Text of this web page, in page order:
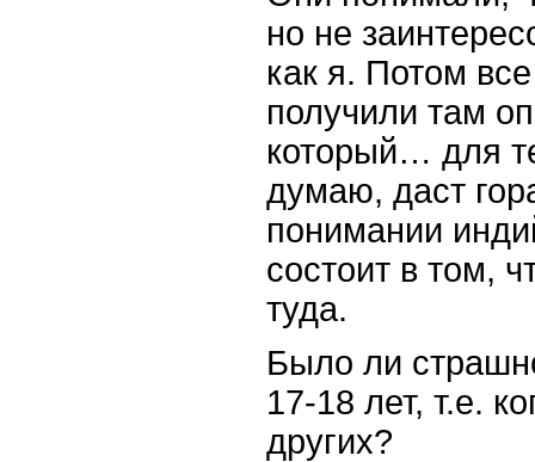
но не
как я. Потом
получили там
который… для
думаю, даст
понимании
состоит в том,
туда.
Было ли
17-18 лет, т.е.
других?